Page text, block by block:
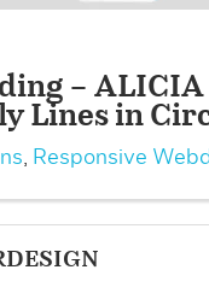
– ALICIA
Lines in
, Responsive